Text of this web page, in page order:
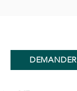
DEMANDER